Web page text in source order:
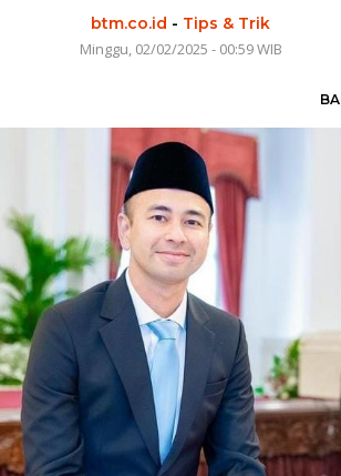
btm.co.id - Tips & Trik
Minggu, 02/02/2025 - 00:59 WIB